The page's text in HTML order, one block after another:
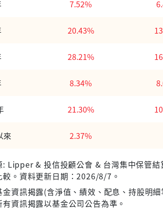
7.52%
20.43%
28.21%
8.34%
21.30%
來 2.37%
: Lipper & 投信投顧公會 & 台灣集中保管
較。資料更新日期：2026/8/7。
金資訊揭露(含淨值、績效、配息、持股明
有資訊揭露以基金公司公告為準。